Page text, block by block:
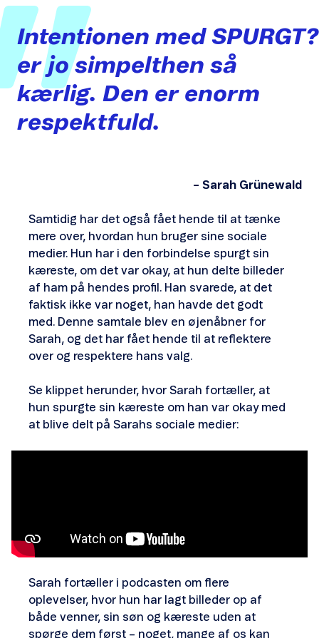
Intentionen med SPURGT?
er jo simpelthen så
kærlig. Den er enorm
respektfuld.
– Sarah Grünewald
Samtidig har det også fået hende til at tænke
mere over, hvordan hun bruger sine sociale
medier. Hun har i den forbindelse spurgt sin
kæreste, om det var okay, at hun delte billeder
af ham på hendes profil. Han svarede, at det
faktisk ikke var noget, han havde det godt
med. Denne samtale blev en øjenåbner for
Sarah, og det har fået hende til at reflektere
over og respektere hans valg.
Se klippet herunder, hvor Sarah fortæller, at
hun spurgte sin kæreste om han var okay med
at blive delt på Sarahs sociale medier:
Sarah fortæller i podcasten om flere
oplevelser, hvor hun har lagt billeder op af
både venner, sin søn og kæreste uden at
spørge dem først – noget, mange af os kan